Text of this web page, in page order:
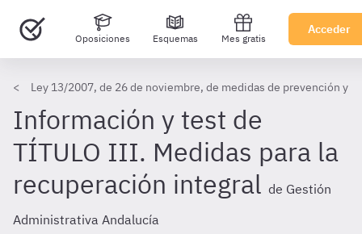
Oposiciones Esquemas Mes gratis
Acceder
Ley 13/2007, de 26 de noviembre, de medidas de prevención y
Información y test de
TÍTULO III. Medidas para la
recuperación integral de Gestión
Administrativa Andalucía